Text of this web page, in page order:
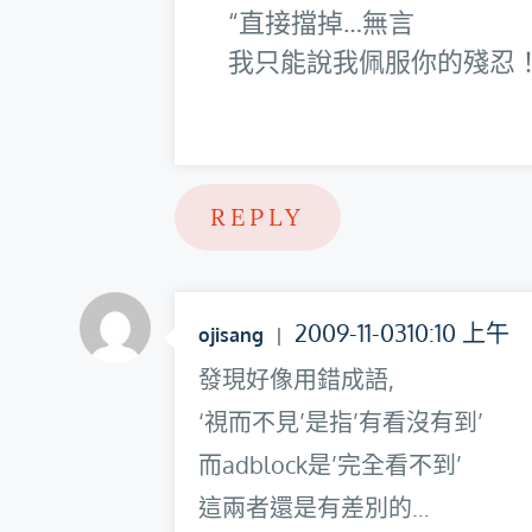
直接擋掉…無言
我只能說我佩服你的殘忍
REPLY
ojisang
2009-11-0310:10 上午
發現好像用錯成語,
‘視而不見’是指’有看沒有到’
而adblock是’完全看不到’
這兩者還是有差別的…